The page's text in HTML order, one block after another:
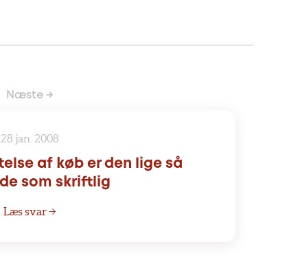
Næste →
28 jan. 2008
af køb er den lige så
som skriftlig
Læs svar →